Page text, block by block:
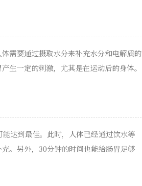
需要通过摄取水分来补充水分和电解质的
生一定的刺激，尤其是在运动后的身体。
达到最佳。此时，人体已经通过饮水等
。另外，30分钟的时间也能给肠胃足够